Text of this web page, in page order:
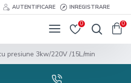
AUTENTIFICARE INREGISTRARE
0 0
presiune 3kw/220V /15L/min